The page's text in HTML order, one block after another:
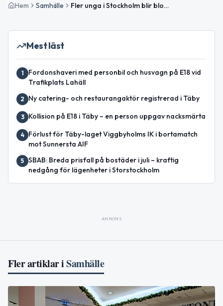
Hem Samhälle Fler unga i Stockholm blir blodgivare – ökningen fortsätter 2026
Mest läst
1
Fordonshaveri med personbil och husvagn på E18 vid
Trafikplats Lahäll
2 Ny catering- och restaurangaktör registrerad i Täby
3 Kollision på E18 i Täby – en person uppgav nacksmärta
4
Förlust för Täby-laget Viggbyholms IK i bortamatch
mot Sunnersta AIF
5 SBAB: Breda prisfall på bostäder i juli – kraftig
nedgång för lägenheter i Storstockholm
ANNONS
Fler artiklar iSamhälle